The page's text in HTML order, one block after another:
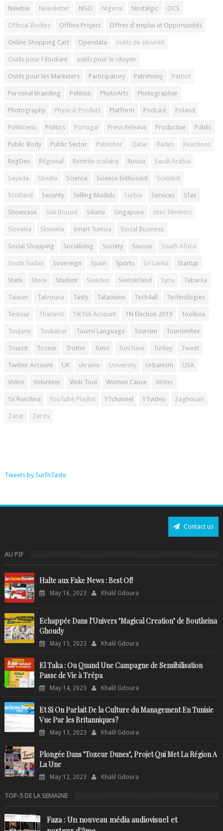
Newbie Newsletter NGO Nigeria Nostalgic OCS
Official Bodies Offline Project Offres d'emploi et Opportunités
Online Shopping Cart Opendata outils de sécurité
Outils pour l'étudiant outils pour le citoyen
Outils pour les Marketers Participatory Patrimony Patriot
Personal Branding Petition PhotoArts Photographer
Photography Physical Product Platform Podcast Poland
Politiciens Politics Portugal Press Release Productive Public
Public Body Public Sector Publisher Qatar Rades Reactions
RegDev Régional Rentrée scolaire Russia Saudi Arabia
Sayada Sbeitla Science Science Enthusiast Scientist
Scotland Security Selling Models Serbia Services Sfax
Showcase Sidi Bouzid Siliana Singapore sites féminins
Slovakia Slovenia Smart Tunisia Social Business
Social Shopping Socializing Society Sousse South Africa
South Sudan Sovereign Spain Sports Sri Lanka Startup
State Store Student Sweden Switzerland Syria Tabarka
Taiwan Takrouna Tasty Tataouine Tech4all Technologies
Testour Thailand TikTok Account TN Election 2019 Toolbox
Toujane Toukaber Tounsi Language Tourism TourismRev
Tourist Tozeur Trotter Tunis TuniTune Turkey Tweet
Twitter Account UK ukraine University Urbanism USA
Video Volunteer Web Tool Women Cause Writer
Ya7kiw3lina YouTube Playlist YTchannel YTvideo Zaghouan
Zarat Zarzis
Tweets by SurfnTaste
Contact us
AU PIF
Halte aux Fake News : Best Of!
May 16, 2023 Khalil Gdoura
Echappée Dans l'Univers "Magical Creation" de Boutheina
Ghoudy
May 15, 2023 Khalil Gdoura
El Taka : Ou Quand Une Campagne de Sensibilisation
Passe de Vie à Trépa
May 14, 2023 Khalil Gdoura
Et Si On Parlait De la Culture du Management En Tunisie
Vue Par les Britanniques?
May 13, 2023 Khalil Gdoura
Plongée Dans "Tozeur Dunes", Projet Qui Met La Région A
La Une
May 12, 2023 Khalil Gdoura
TOP-5 DE LA SEMAINE
Faza : Un nouveau média audiovisuel et